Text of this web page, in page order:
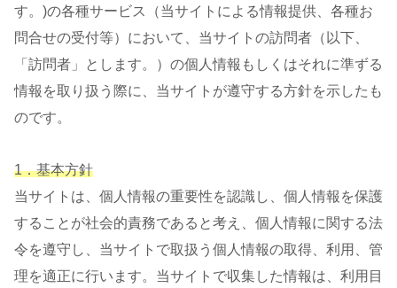
す。)の各種サービス（当サイトによる情報提供、各種お
問合せの受付等）において、当サイトの訪問者（以下、
「訪問者」とします。）の個人情報もしくはそれに準ずる
情報を取り扱う際に、当サイトが遵守する方針を示したも
のです。
1．基本方針
当サイトは、個人情報の重要性を認識し、個人情報を保護
することが社会的責務であると考え、個人情報に関する法
令を遵守し、当サイトで取扱う個人情報の取得、利用、管
理を適正に行います。当サイトで収集した情報は、利用目